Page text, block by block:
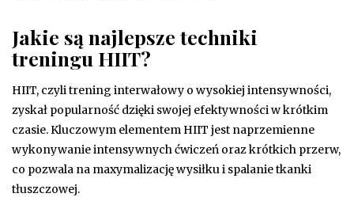
Jakie są najlepsze techniki
treningu HIIT?
HIIT, czyli trening interwałowy o wysokiej intensywności,
zyskał popularność dzięki swojej efektywności w krótkim
czasie. Kluczowym elementem HIIT jest naprzemienne
wykonywanie intensywnych ćwiczeń oraz krótkich przerw,
co pozwala na maxymalizację wysiłku i spalanie tkanki
tłuszczowej.